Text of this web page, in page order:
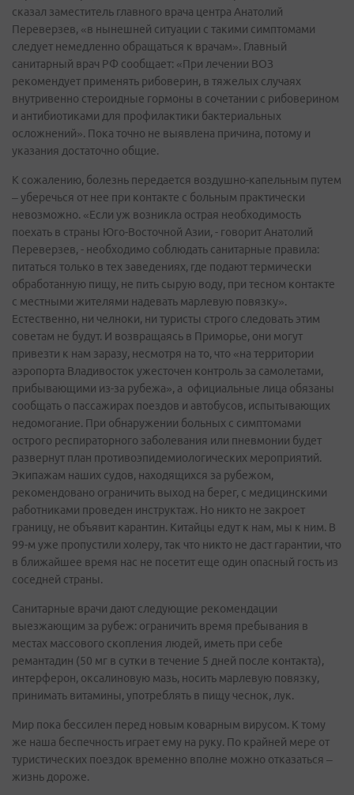
сказал заместитель главного врача центра Анатолий
Переверзев, «в нынешней ситуации с такими симптомами
следует немедленно обращаться к врачам». Главный
санитарный врач РФ сообщает: «При лечении ВОЗ
рекомендует применять рибоверин, в тяжелых случаях
внутривенно стероидные гормоны в сочетании с рибоверином
и антибиотиками для профилактики бактериальных
осложнений». Пока точно не выявлена причина, потому и
указания достаточно общие.
К сожалению, болезнь передается воздушно-капельным путем
– уберечься от нее при контакте с больным практически
невозможно. «Если уж возникла острая необходимость
поехать в страны Юго-Восточной Азии, - говорит Анатолий
Переверзев, - необходимо соблюдать санитарные правила:
питаться только в тех заведениях, где подают термически
обработанную пищу, не пить сырую воду, при тесном контакте
с местными жителями надевать марлевую повязку».
Естественно, ни челноки, ни туристы строго следовать этим
советам не будут. И возвращаясь в Приморье, они могут
привезти к нам заразу, несмотря на то, что «на территории
аэропорта Владивосток ужесточен контроль за самолетами,
прибывающими из-за рубежа», а официальные лица обязаны
сообщать о пассажирах поездов и автобусов, испытывающих
недомогание. При обнаружении больных с симптомами
острого респираторного заболевания или пневмонии будет
развернут план противоэпидемиологических мероприятий.
Экипажам наших судов, находящихся за рубежом,
рекомендовано ограничить выход на берег, с медицинскими
работниками проведен инструктаж. Но никто не закроет
границу, не объявит карантин. Китайцы едут к нам, мы к ним. В
99-м уже пропустили холеру, так что никто не даст гарантии, что
в ближайшее время нас не посетит еще один опасный гость из
соседней страны.
Санитарные врачи дают следующие рекомендации
выезжающим за рубеж: ограничить время пребывания в
местах массового скопления людей, иметь при себе
ремантадин (50 мг в сутки в течение 5 дней после контакта),
интерферон, оксалиновую мазь, носить марлевую повязку,
принимать витамины, употреблять в пищу чеснок, лук.
Мир пока бессилен перед новым коварным вирусом. К тому
же наша беспечность играет ему на руку. По крайней мере от
туристических поездок временно вполне можно отказаться –
жизнь дороже.